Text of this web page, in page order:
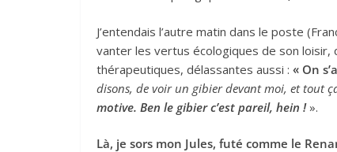
J’entendais l’autre matin dans le poste
vanter les vertus écologiques de son loisir,
thérapeutiques, délassantes aussi : « On
disons, de voir un gibier devant moi, et tout
motive. Ben le gibier c’est pareil, hein ! ».
Là, je sors mon Jules, futé comme le